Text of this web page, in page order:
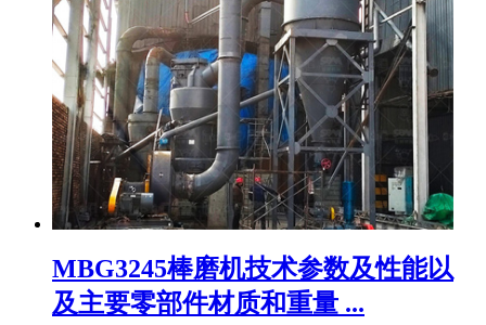
MBG3245棒磨机技术参数及性能以
及主要零部件材质和重量 ...